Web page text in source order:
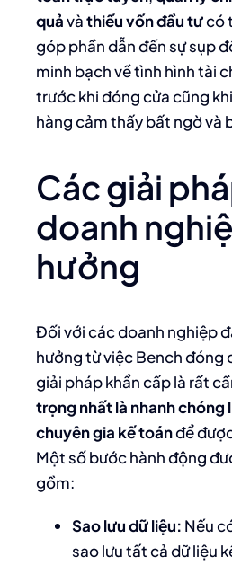
quảvàthiếu vốn đầu tưcó
góp phần dẫn đến sự sụp
minh bạch về tình hình tài
trước khi đóng cửa cũng
hàng cảm thấy bất ngờ và
Các giải
doanh
hưởng
Đối với các doanh nghiệp
hưởng từ việc Bench đóng
giải pháp khẩn cấp là rất
trọng nhất là nhanh chóng
chuyên gia kế toánđể
Một số bước hành động
gồm:
Sao lưu dữ liệu: Nếu
sao lưu tất cả dữ liệu